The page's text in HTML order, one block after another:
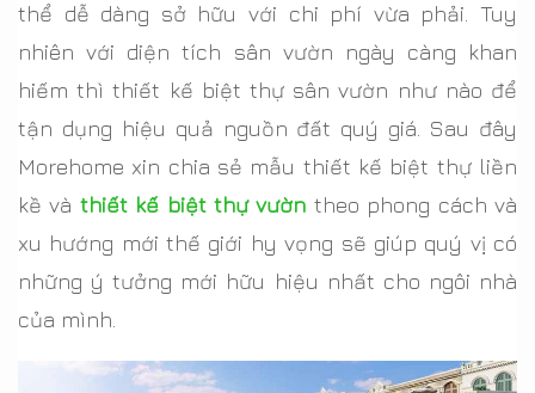
thể dễ dàng sở hữu với chi phí vừa phải. Tuy
nhiên với diện tích sân vườn ngày càng khan
hiếm thì thiết kế biệt thự sân vườn như nào để
tận dụng hiệu quả nguồn đất quý giá. Sau đây
Morehome xin chia sẻ mẫu thiết kế biệt thự liền
kề và thiết kế biệt thự vườn theo phong cách và
xu hướng mới thế giới hy vọng sẽ giúp quý vị có
những ý tưởng mới hữu hiệu nhất cho ngôi nhà
của mình.